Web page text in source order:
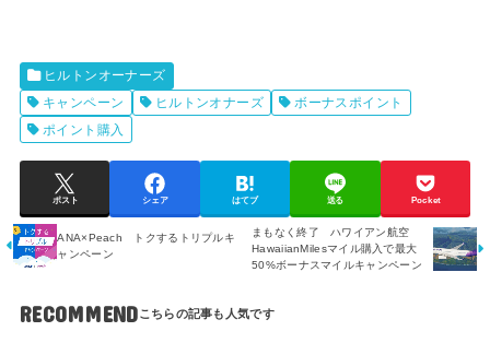
ヒルトンオーナーズ
キャンペーン
ヒルトンオナーズ
ボーナスポイント
ポイント購入
ポスト シェア はてブ 送る Pocket
ANA×Peach トクするトリプルキ
ャンペーン
まもなく終了 ハワイアン航空
HawaiianMilesマイル購入で最大
50%ボーナスマイルキャンペーン
RECOMMEND